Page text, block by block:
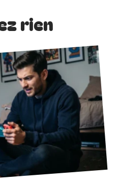
rien